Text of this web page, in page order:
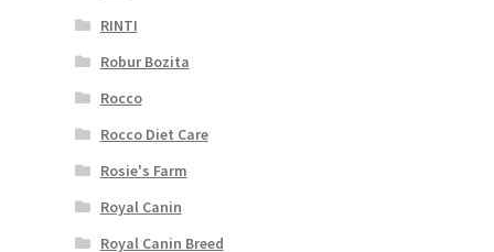
RINTI
Robur Bozita
Rocco
Rocco Diet Care
Rosie's Farm
Royal Canin
Royal Canin Breed